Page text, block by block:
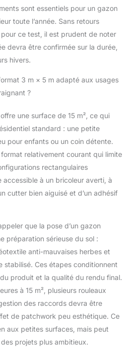
sont essentiels pour un gazon
toute l’année. Sans retours
ce test, il est prudent de noter
devra être confirmée sur la durée,
hivers.
3 m × 5 m adapté aux usages
?
une surface de 15 m², ce qui
standard : une petite
pour enfants ou un coin détente.
relativement courant qui limite
rectangulaires
accessible à un bricoleur averti, à
cutter bien aiguisé et d’un adhésif
que la pose d’un gazon
préparation sérieuse du sol :
anti-mauvaises herbes et
stabilisé. Ces étapes conditionnent
produit et la qualité du rendu final.
à 15 m², plusieurs rouleaux
des raccords devra être
de patchwork peu esthétique. Ce
aux petites surfaces, mais peut
projets plus ambitieux.